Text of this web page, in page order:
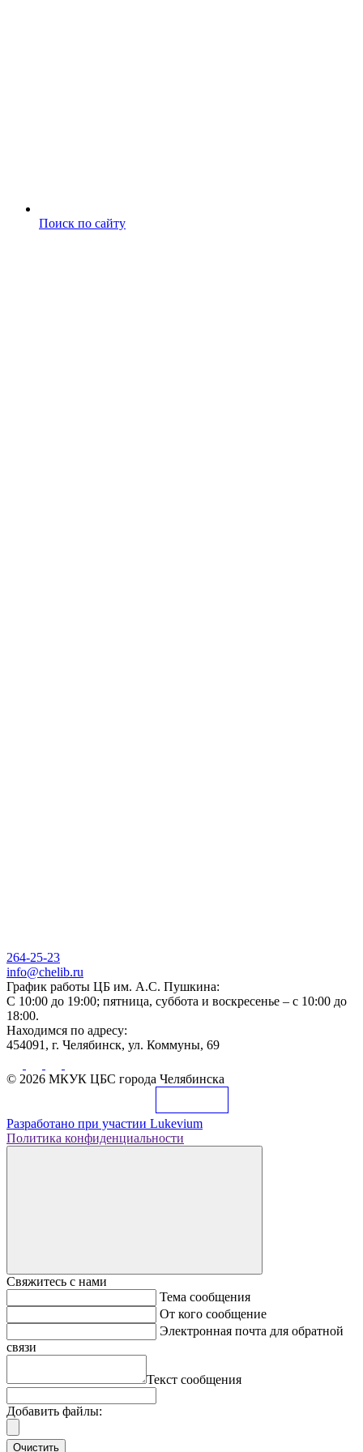
Поиск по сайту
264-25-23
info@chelib.ru
График работы ЦБ им. А.С. Пушкина:
С 10:00 до 19:00; пятница, суббота и воскресенье – с 10:00 до
18:00.
Находимся по адресу:
454091, г. Челябинск, ул. Коммуны, 69
© 2026 МКУК ЦБС города Челябинска
Разработано при участии Lukevium
Политика конфиденциальности
Свяжитесь с нами
Тема сообщения
От кого сообщение
Электронная почта для обратной
связи
Текст сообщения
Добавить файлы:
Очистить